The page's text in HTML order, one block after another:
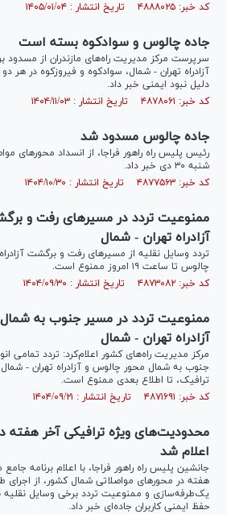
کد خبر: ۴۸۸۸۰۲۵ تاریخ انتشار : ۱۴۰۵/۰۱/۰۴
جاده چالوس و سوادکوه بسته است
سرپرست مرکز مدیریت راه‌های مازندران از مسدود
آزادراه تهران - شمال، سوادکوه و فیروزکوه در
دلیل نبود ایمنی خبر داد.
کد خبر: ۴۸۷۸۰۶۱ تاریخ انتشار : ۱۴۰۴/۱۱/۰۳
جاده چالوس مسدود شد
رئیس پلیس راه راهور فراجا، از انسداد محور‌های
شنبه ۳۰ دی خبر داد.
کد خبر: ۴۸۷۷۵۶۳ تاریخ انتشار : ۱۴۰۴/۱۰/۳۰
ممنوعیت تردد در مسیر‌های رفت و
آزادراه تهران - شمال
تردد وسایل نقلیه از مسیر‌های رفت و برگشت
چالوس تا ساعت ۱۹ امروز ممنوع است.
کد خبر: ۴۸۷۳۰۸۲ تاریخ انتشار : ۱۴۰۴/۰۹/۳۰
ممنوعیت تردد در مسیر جنوب به
آزادراه تهران - شمال
مرکز مدیریت راه‌های کشور اعلام‌کرد: تردد تمامی
جنوب به شمال محور چالوس و آزادراه تهران - شمال
ترافیک، تا اطلاع بعدی ممنوع است.
کد خبر: ۴۸۷۱۶۹۱ تاریخ انتشار : ۱۴۰۴/۰۹/۲۱
محدودیت‌های ویژه ترافیکی آخر هفته
اعلام شد
جانشین پلیس راه راهور فراجا، با اعلام برنامه
هفته در محور‌های مواصلاتی شمال کشور، از
یک‌طرفه‌سازی و ممنوعیت تردد برخی وسایل نقلیه
حفظ ایمنی کاربران جاده‌ای خبر داد.